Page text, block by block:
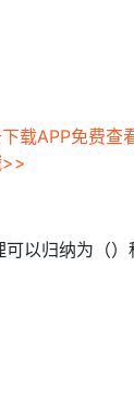
载APP免费查
以归纳为（）